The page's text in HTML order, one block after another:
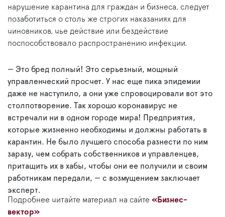
нарушение карантина для граждан и бизнеса, следует
позаботиться о столь же строгих наказаниях для
чиновников, чье действие или бездействие
поспособствовало распространению инфекции.
— Это бред полный! Это серьезный, мощный
управленческий просчет. У нас еще пика эпидемии
даже не наступило, а они уже спровоцировали вот это
столпотворение. Так хорошо коронавирус не
встречали ни в одном городе мира! Предприятия,
которые жизненно необходимы и должны работать в
карантин. Не было лучшего способа разнести по ним
заразу, чем собрать собственников и управленцев,
притащить их в хабы, чтобы они ее получили и своим
работникам передали, — с возмущением заключает
эксперт.
Подробнее читайте материал на сайте «Бизнес-
вектор»